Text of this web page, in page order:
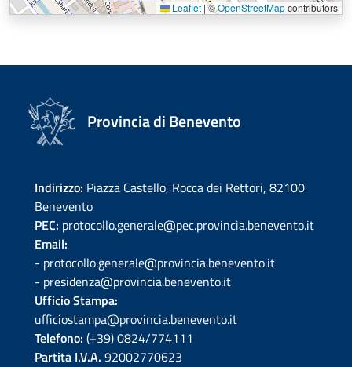
Leaflet |©OpenStreetMapcontributors
Provincia di Benevento
Indirizzo: Piazza Castello, Rocca dei Rettori, 82100
Benevento
PEC: protocollo.generale@pec.provincia.benevento.it
Email:
- protocollo.generale@provincia.benevento.it
- presidenza@provincia.benevento.it
Ufficio Stampa:
ufficiostampa@provincia.benevento.it
Telefono: (+39) 0824/774111
Partita I.V.A. 92002770623